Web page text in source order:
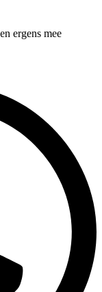
ergens mee